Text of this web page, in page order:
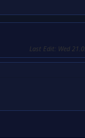
Last Edit: Wed